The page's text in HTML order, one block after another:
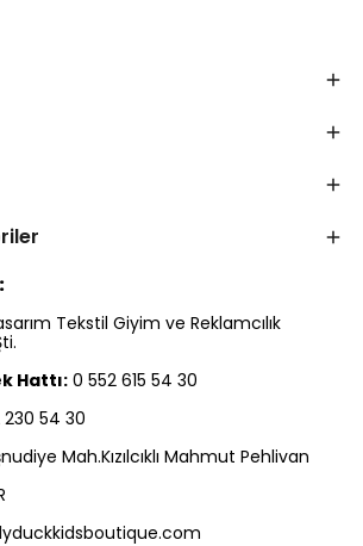
Tekstil Giyim ve Reklamcılık
Hattı: 0 552 615 54 30
230 54 30
Mah.Kızılcıklı Mahmut Pehlivan